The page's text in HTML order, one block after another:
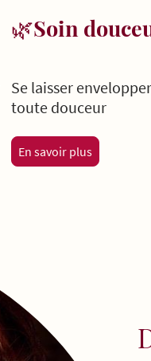
🌿Soin
Se laisser
toute douceur
En savoir plus